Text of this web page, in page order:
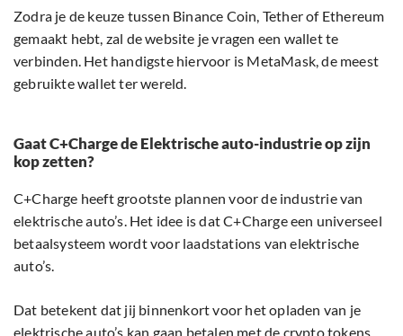
Zodra je de keuze tussen Binance Coin, Tether of Ethereum
gemaakt hebt, zal de website je vragen een wallet te
verbinden. Het handigste hiervoor is MetaMask, de meest
gebruikte wallet ter wereld.
Gaat C+Charge de Elektrische auto-industrie op zijn
kop zetten?
C+Charge heeft grootste plannen voor de industrie van
elektrische auto’s. Het idee is dat C+Charge een universeel
betaalsysteem wordt voor laadstations van elektrische
auto’s.
Dat betekent dat jij binnenkort voor het opladen van je
elektrische auto’s kan gaan betalen met de crypto tokens